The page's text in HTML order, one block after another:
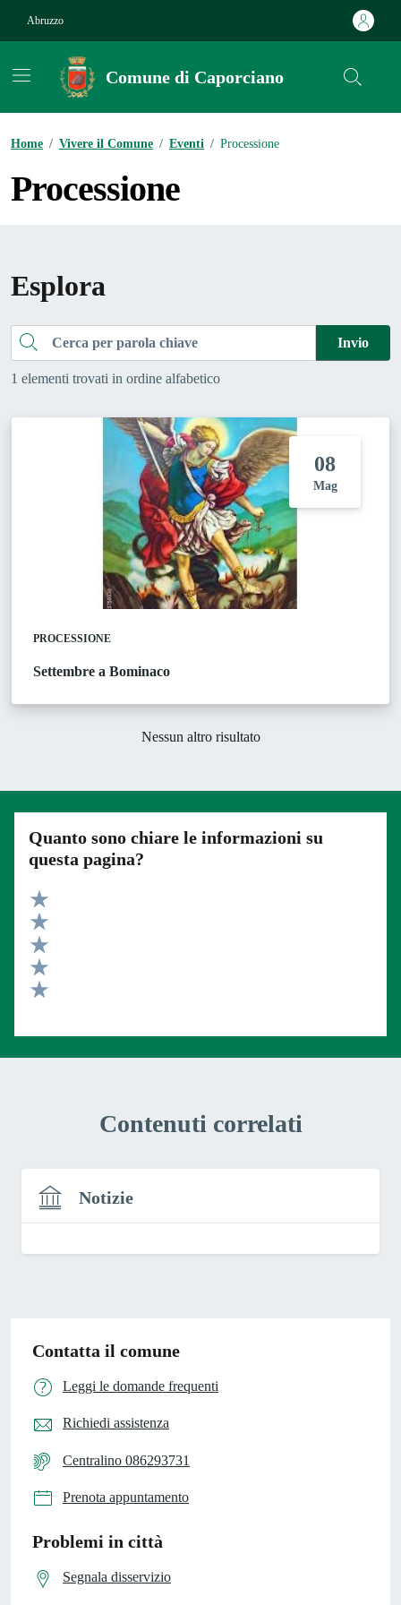
Abruzzo
Comune di Caporciano
Home / Vivere il Comune / Eventi / Processione
Processione
Esplora
Cerca Invio
1 elementi trovati in ordine alfabetico
08
Mag
PROCESSIONE
Settembre a Bominaco
Nessun altro risultato
Quanto sono chiare le informazioni su
questa pagina?
Valuta 5 stelle su 5
Valuta 4 stelle su 5
Valuta 3 stelle su 5
Valuta 2 stelle su 5
Contenuti correlati
Notizie
Contatta il comune
Leggi le domande frequenti
Richiedi assistenza
Centralino 086293731
Prenota appuntamento
Problemi in città
Segnala disservizio